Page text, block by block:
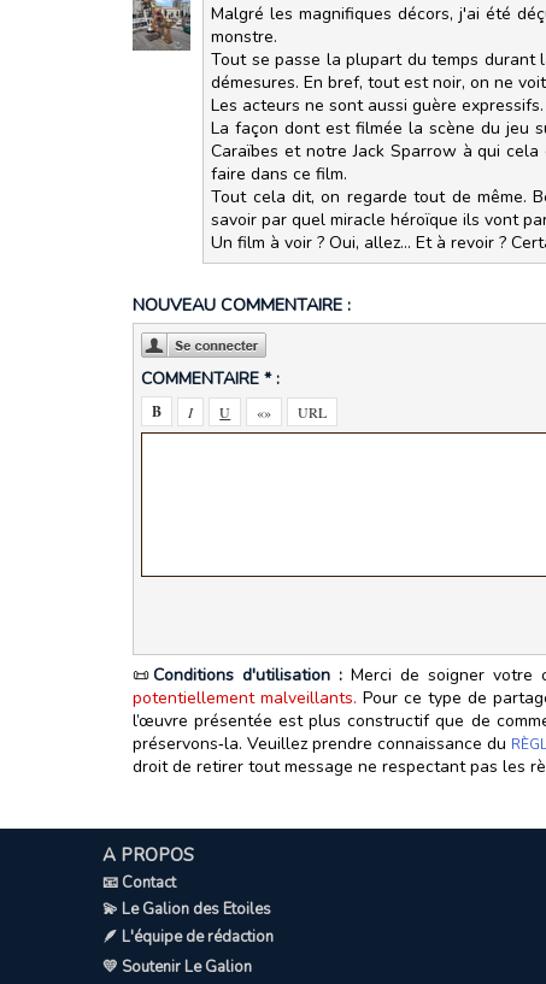
Malgré les magnifiques décors, j'ai été
monstre.
Tout se passe la plupart du temps
démesures. En bref, tout est noir, on ne
Les acteurs ne sont aussi guère expressifs.
La façon dont est filmée la scène du jeu
Caraïbes et notre Jack Sparrow à qui
faire dans ce film.
Tout cela dit, on regarde tout de même.
savoir par quel miracle héroïque ils vont
Un film à voir ? Oui, allez... Et à revoir ?
NOUVEAU COMMENTAIRE :
COMMENTAIRE * :
📜Conditions d'utilisation :Merci de soigner votre
potentiellement malveillants. Pour ce type de
l’œuvre présentée est plus constructif que de
préservons‑la. Veuillez prendre connaissance du
droit de retirer tout message ne respectant pas les
A PROPOS
📧 Contact
💫 Le Galion des Etoiles
🪶 L'équipe de rédaction
💛 Soutenir Le Galion